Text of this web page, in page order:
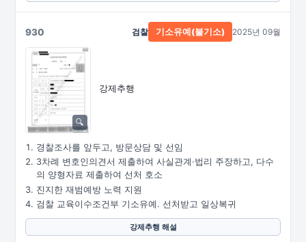
930
강제추행
검찰 기소유예(불기소) 2025년 09월
경찰조사를 앞두고, 방문상담 및 선임
3차례 변호인의견서 제출하여 사실관계·법리 주장하고, 다수
의 양형자료 제출하여 선처 호소
진지한 재범예방 노력 지원
검찰 교육이수조건부 기소유예. 선처받고 일상복귀
강제추행 해설